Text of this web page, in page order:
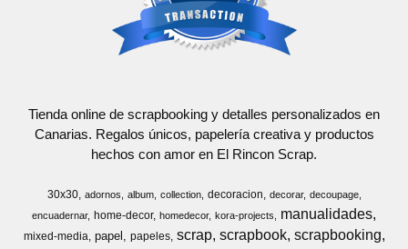
Tienda online de scrapbooking y detalles personalizados en
Canarias. Regalos únicos, papelería creativa y productos
hechos con amor en El Rincon Scrap.
30x30 adornos album collection decoracion decorar
decoupage
encuadernar
home-decor homedecor kora-projects manualidades
mixed-media papel papeles scrap scrapbook scrapbooking